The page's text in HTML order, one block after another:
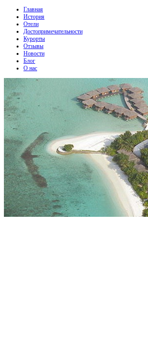
Главная
История
Отели
Достопримечательности
Курорты
Отзывы
Новости
Блог
О нас